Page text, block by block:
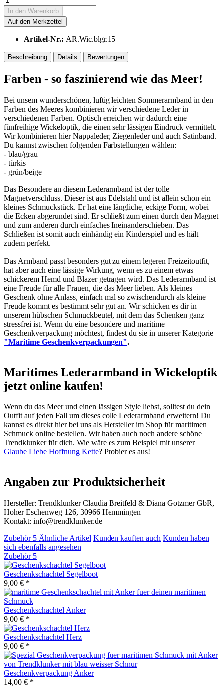
In den Warenkorb
Auf den Merkzettel
Artikel-Nr.: AR.Wic.blgr.15
Beschreibung Details Bewertungen
Farben - so faszinierend wie das Meer!
Bei unsem wunderschönen, luftig leichten Sommerarmband in den
Farben des Meeres kombinieren wir verschiedene Leder in
verschiedenen Farben. Optisch erreichen wir dadurch eine
fünfreihige Wickeloptik, die einen sehr lässigen Eindruck vermittelt.
Wir kombinieren hier Nappaleder, Ziegenleder und auch Satinband.
Du kannst zwischen folgenden Farbstellungen wählen:
- blau/grau
- türkis
- grün/beige
Das Besondere an diesem Lederarmband ist der tolle
Magnetverschluss. Dieser ist aus Edelstahl und ist allein schon ein
kleines Schmuckstück. Er hat eine längliche, eckige Form, wobei
die Ecken abgerundet sind. Er schließt zum einen durch den Magnet
und zum anderen durch einfaches Ineinanderschieben. Das
Schließen ist somit auch einhändig ein Kinderspiel und es hält
zudem perfekt.
Das Armband passt besonders gut zu einem legeren Freizeitoutfit,
hat aber auch eine lässige Wirkung, wenn es zu einem etwas
schickerem Hemd und Blazer getragen wird. Das Lederarmband ist
eine Freude für alle Frauen, die das Meer lieben. Als kleines
Geschenk ohne Anlass, einfach mal so zwischendurch als kleine
Freude kommt es bestimmt sehr gut an. Wir schicken es dir in
unserem hübschen Schmuckbeutel, mit dem das Schenken ganz
stressfrei ist. Wenn du eine besondere und maritime
Geschenkverpackung möchtest, findest du sie in unserer Kategorie
"Maritime Geschenkverpackungen".
Maritimes Lederarmband in Wickeloptik
jetzt online kaufen!
Wenn du das Meer und einen lässigen Style liebst, solltest du dein
Outfit auf jeden Fall um dieses colle Lederarmband erweitern! Du
kannst es direkt hier bei uns als Hersteller im Shop für maritimen
Schmuck online bestellen. Wir haben auch noch andere schöne
Trendklunker für dich. Wie wäre es zum Beispiel mit unserer
Glaube Liebe Hoffnung Kette? Probier es aus!
Angaben zur Produktsicherheit
Hersteller: Trendklunker Claudia Breitfeld & Diana Gotzmer GbR,
Hoher Eschenweg 126, 30966 Hemmingen
Kontakt: info@trendklunker.de
Zubehör 5 Ähnliche Artikel Kunden kauften auch Kunden haben
sich ebenfalls angesehen
Zubehör 5
Geschenkschachtel Segelboot
9,00 € *
Geschenkschachtel Anker
9,00 € *
Geschenkschachtel Herz
9,00 € *
Geschenkverpackung Anker
14,00 € *